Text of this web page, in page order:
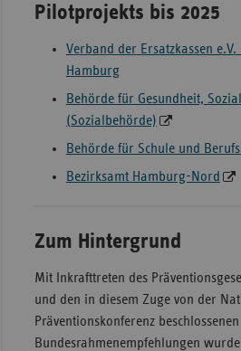
Pilotprojekts bis 2025
Verband der Ersatzkassen
Hamburg
Behörde für Gesundheit,
(Sozialbehörde)
Behörde für Schule und
Bezirksamt Hamburg-Nord
Zum Hintergrund
Mit Inkrafttreten des
und den in diesem Zuge von der
Präventionskonferenz beschlossenen
Bundesrahmenempfehlungen